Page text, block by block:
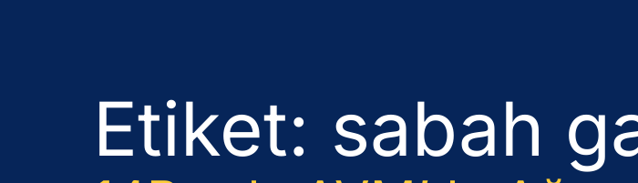
Etiket: sabah